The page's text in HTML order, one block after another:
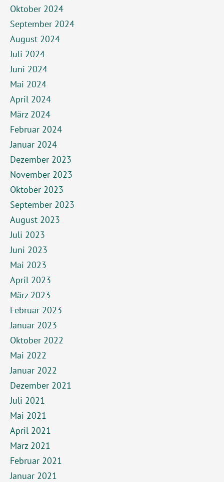
Oktober 2024
September 2024
August 2024
Juli 2024
Juni 2024
Mai 2024
April 2024
März 2024
Februar 2024
Januar 2024
Dezember 2023
November 2023
Oktober 2023
September 2023
August 2023
Juli 2023
Juni 2023
Mai 2023
April 2023
März 2023
Februar 2023
Januar 2023
Oktober 2022
Mai 2022
Januar 2022
Dezember 2021
Juli 2021
Mai 2021
April 2021
März 2021
Februar 2021
Januar 2021